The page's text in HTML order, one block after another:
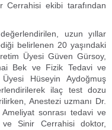
Cerrahisi ekibi tarafından
uzun yıllar
belirlenen 20 yaşındaki
Üyesi Güven Gürsoy,
Bek ve Fizik Tedavi ve
Hüseyin Aydoğmuş
ilaç test dozu
Anestezi uzmanı Dr.
sonrası tedavi ve
ve Sinir Cerrahisi doktor,